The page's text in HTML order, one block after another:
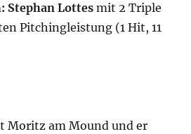
Stephan Lottes mit 2 Triple
Pitchingleistung (1 Hit, 11
Moritz am Mound und er